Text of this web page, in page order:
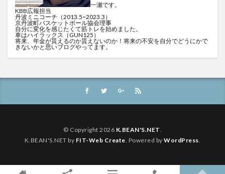
一瀬です。
KBB広報担当
丹波ミニコーチ（2013.5~2023.3）
京丹波町バスケットボール協会理事
自分に変化を感じたくて筋トレを始めました。
車はハイラックス（GUN125）
将来、年金が貰えるのか貰えないのか！将来の不安を自分でどうにかで
きないかと思いブログやってます。
© Copyright 2026 K.BEAN'S.NET
K.BEAN'S.NET by FIT-Web Create . Powered byWordPress